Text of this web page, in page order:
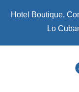
Hotel Boutique,
Lo